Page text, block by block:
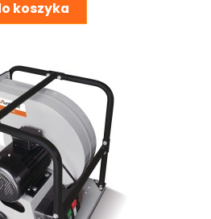
koszyka